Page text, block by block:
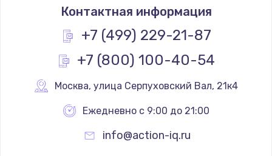
1200 руб.
Заказать
Замена реле
Замена термопредохранителя
700 руб.
Контактная информация
+7 (499) 229-21-87
+7 (800) 100-40-54
Москва, улица Серпуховский Вал, 21к4
Ежедневно с 9:00 до 21:00
info@action-iq.ru